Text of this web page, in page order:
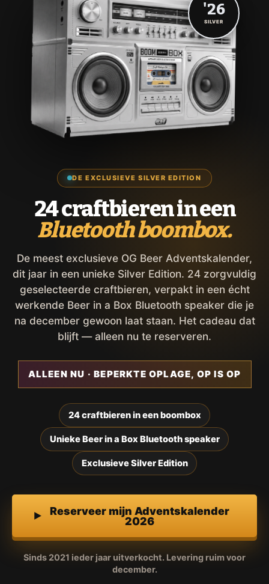
DE EXCLUSIEVE SILVER EDITION
24 craftbieren in een
Bluetooth boombox.
De meest exclusieve OG Beer Adventskalender,
dit jaar in een unieke Silver Edition. 24 zorgvuldig
geselecteerde craftbieren, verpakt in een écht
werkende Beer in a Box Bluetooth speaker die je
na december gewoon laat staan. Het cadeau dat
blijft — alleen nu te reserveren.
ALLEEN NU · BEPERKTE OPLAGE, OP IS OP
24 craftbieren in een boombox
Unieke Beer in a Box Bluetooth speaker
Exclusieve Silver Edition
Reserveer mijn Adventskalender
2026
Sinds 2021 ieder jaar uitverkocht. Levering ruim voor
december.
'26
SILVER